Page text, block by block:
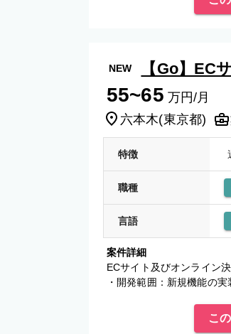
NEW 【Go】EC
55~65 万円/月
六本木(東京都)
特徴
職種
言語
案件詳細
ECサイト及びオンライン
・開発範囲：新規機能の
こ